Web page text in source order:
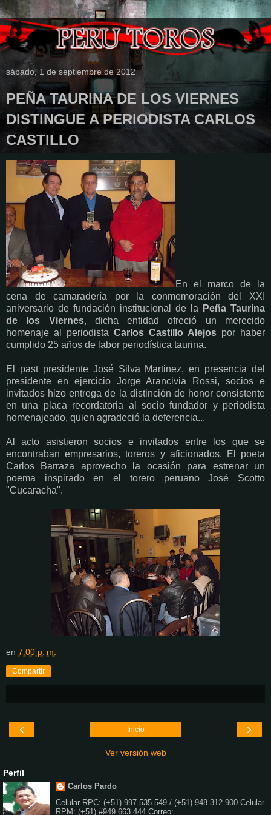
sábado, 1 de septiembre de 2012
PEÑA TAURINA DE LOS VIERNES
DISTINGUE A PERIODISTA CARLOS
CASTILLO
En el marco de la
cena de camaradería por la conmemoración del XXI
aniversario de fundación institucional de la
Peña Taurina
de los Viernes, dicha entidad ofreció un merecido
homenaje al periodista Carlos Castillo Alejos por haber
cumplido 25 años de labor periodística taurina.
El past presidente José Silva Martinez, en presencia del
presidente en ejercicio Jorge Arancivia Rossi, socios e
invitados hizo entrega de la distinción de honor consistente
en una placa recordatoria al socio fundador y periodista
homenajeado, quien agradeció la deferencia...
Al acto asistieron socios e invitados entre los que se
encontraban empresarios, toreros y aficionados. El poeta
Carlos Barraza aprovecho la ocasión para estrenar un
poema inspirado en el torero peruano José Scotto
"Cucaracha".
en 7:00 p. m.
Compartir
‹ ›
Inicio
Ver versión web
Perfil
Carlos Pardo
Celular RPC: (+51) 997 535 549 / (+51) 948 312 900 Celular
RPM: (+51) #949 663 444 Correo: